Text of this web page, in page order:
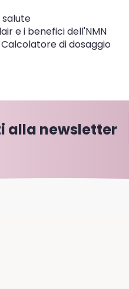
salute
e i benefici dell'NMN
di dosaggio
alla newsletter